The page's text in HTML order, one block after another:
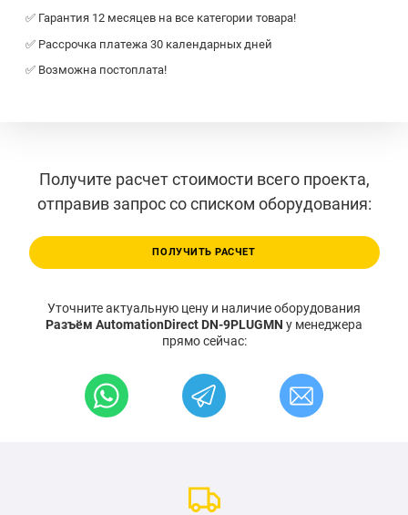
✅ Гарантия 12 месяцев на все категории товара!
✅ Рассрочка платежа 30 календарных дней
✅ Возможна постоплата!
Получите расчет стоимости всего проекта,
отправив запрос со списком оборудования:
ПОЛУЧИТЬ РАСЧЕТ
Уточните актуальную цену и наличие оборудования
Разъём AutomationDirect DN-9PLUGMN у менеджера
прямо сейчас: